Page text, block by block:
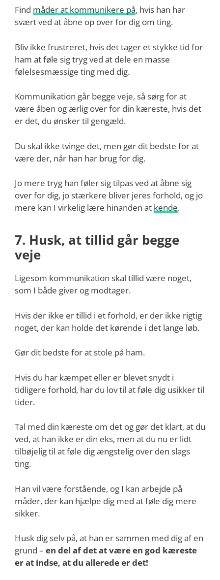
Find måder at kommunikere på, hvis han har
svært ved at åbne op over for dig om ting.
Bliv ikke frustreret, hvis det tager et stykke tid for
ham at føle sig tryg ved at dele en masse
følelsesmæssige ting med dig.
Kommunikation går begge veje, så sørg for at
være åben og ærlig over for din kæreste, hvis det
er det, du ønsker til gengæld.
Du skal ikke tvinge det, men gør dit bedste for at
være der, når han har brug for dig.
Jo mere tryg han føler sig tilpas ved at åbne sig
over for dig, jo stærkere bliver jeres forhold, og jo
mere kan I virkelig lære hinanden at kende.
7. Husk, at tillid går begge
veje
Ligesom kommunikation skal tillid være noget,
som I både giver og modtager.
Hvis der ikke er tillid i et forhold, er der ikke rigtig
noget, der kan holde det kørende i det lange løb.
Gør dit bedste for at stole på ham.
Hvis du har kæmpet eller er blevet snydt i
tidligere forhold, har du lov til at føle dig usikker til
tider.
Tal med din kæreste om det og gør det klart, at du
ved, at han ikke er din eks, men at du nu er lidt
tilbøjelig til at føle dig ængstelig over den slags
ting.
Han vil være forstående, og I kan arbejde på
måder, der kan hjælpe dig med at føle dig mere
sikker.
Husk dig selv på, at han er sammen med dig af en
grund – en del af det at være en god kæreste
er at indse, at du allerede er det!